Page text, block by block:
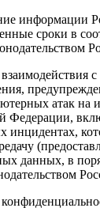
информации
сроки в
с
атак на
Федерации,
инцидентах,
данных, в